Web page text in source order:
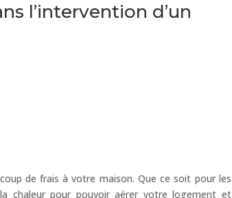
l’intervention d’un
de frais à votre maison. Que ce soit pour les
chaleur pour pouvoir aérer votre logement et